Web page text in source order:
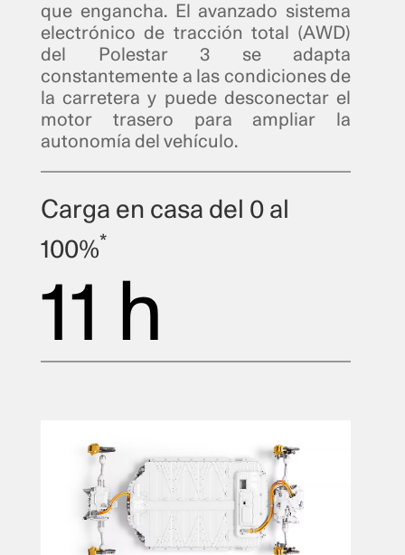
que engancha. El avanzado sistema
electrónico de tracción total (AWD)
del Polestar 3 se adapta
constantemente a las condiciones de
la carretera y puede desconectar el
motor trasero para ampliar la
autonomía del vehículo.
Carga en casa del 0 al
100%*
11 h